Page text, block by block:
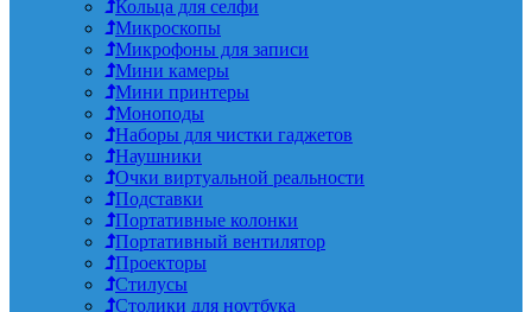
Кольца для селфи
Микроскопы
Микрофоны для записи
Мини камеры
Мини принтеры
Моноподы
Наборы для чистки гаджетов
Наушники
Очки виртуальной реальности
Подставки
Портативные колонки
Портативный вентилятор
Проекторы
Стилусы
Столики для ноутбука